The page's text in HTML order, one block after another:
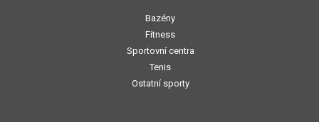
Bazény
Fitness
Sportovní centra
Tenis
Ostatní sporty